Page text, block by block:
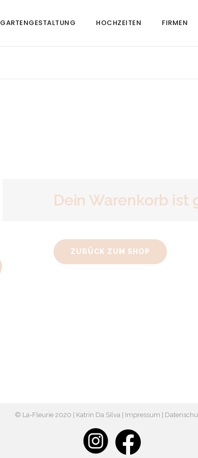
GARTENGESTALTUNG HOCHZEITEN FIRMEN
Dein Warenkorb ist
ZURÜCK ZUM SHOP
© La-Fleurie 2020 | Katrin Da Silva | Impressum